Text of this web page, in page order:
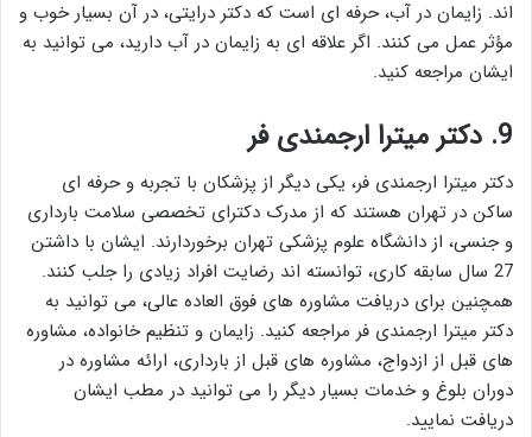
اند. زایمان در آب، حرفه ای است که دکتر درایتی، در آن بسیار خوب و
مؤثر عمل می کنند. اگر علاقه ای به زایمان در آب دارید، می توانید به
ایشان مراجعه کنید.
9. دکتر میترا ارجمندی فر
دکتر میترا ارجمندی فر، یکی دیگر از پزشکان با تجربه و حرفه ای
ساکن در تهران هستند که از مدرک دکترای تخصصی سلامت بارداری
و جنسی، از دانشگاه علوم پزشکی تهران برخوردارند. ایشان با داشتن
27 سال سابقه کاری، توانسته اند رضایت افراد زیادی را جلب کنند.
همچنین برای دریافت مشاوره های فوق العاده عالی، می توانید به
دکتر میترا ارجمندی فر مراجعه کنید. زایمان و تنظیم خانواده، مشاوره
های قبل از ازدواج، مشاوره های قبل از بارداری، ارائه مشاوره در
دوران بلوغ و خدمات بسیار دیگر را می توانید در مطب ایشان
دریافت نمایید.